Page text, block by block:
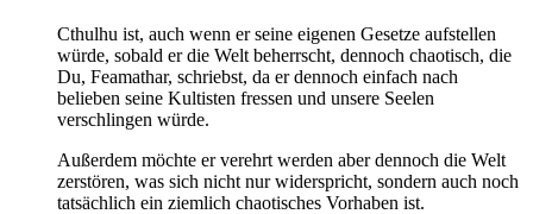
Cthulhu ist, auch wenn er seine eigenen Gesetze aufstellen
würde, sobald er die Welt beherrscht, dennoch chaotisch, die
Du, Feamathar, schriebst, da er dennoch einfach nach
belieben seine Kultisten fressen und unsere Seelen
verschlingen würde.
Außerdem möchte er verehrt werden aber dennoch die Welt
zerstören, was sich nicht nur widerspricht, sondern auch noch
tatsächlich ein ziemlich chaotisches Vorhaben ist.